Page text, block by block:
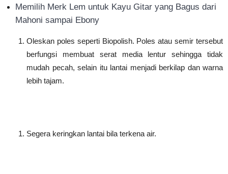
Memilih Merk Lem untuk Kayu Gitar yang Bagus dari
Mahoni sampai Ebony
Oleskan poles seperti Biopolish. Poles atau semir tersebut
berfungsi membuat serat media lentur sehingga tidak
mudah pecah, selain itu lantai menjadi berkilap dan warna
lebih tajam.
Segera keringkan lantai bila terkena air.